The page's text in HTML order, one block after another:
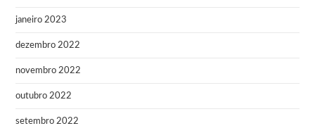
janeiro 2023
dezembro 2022
novembro 2022
outubro 2022
setembro 2022